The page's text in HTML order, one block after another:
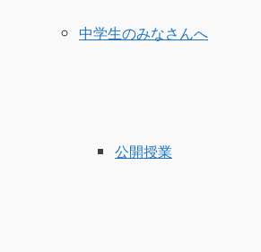
中学生のみなさんへ
公開授業